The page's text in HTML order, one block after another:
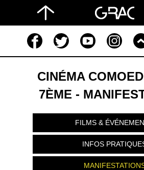
CINÉMA
7ÈME -
FILMS &
INFOS